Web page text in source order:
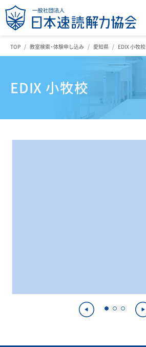
TOP 教室検索・体験申し込み 愛知県 EDIX 小牧校
EDIX 小牧校